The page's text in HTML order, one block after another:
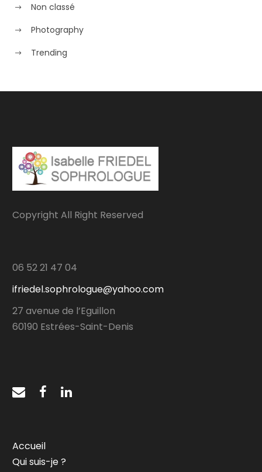
Non classé
Photography
Trending
Copyright All Right Reserved
06 52 21 47 04
ifriedel.sophrologue@yahoo.com
27 avenue de l’Eguillon
60190 Estrées-Saint-Denis
Accueil
Qui suis-je ?